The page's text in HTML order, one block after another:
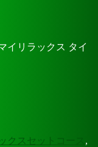
イリラックス タイ
クスセットコース ,